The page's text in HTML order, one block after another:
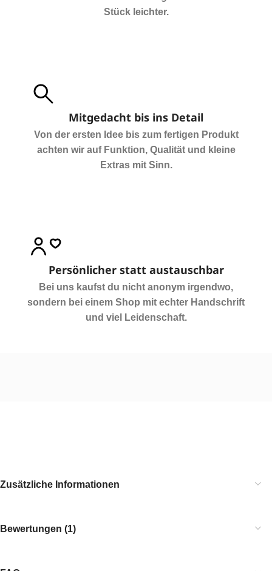
Stück leichter.
Mitgedacht bis ins Detail
Von der ersten Idee bis zum fertigen Produkt
achten wir auf Funktion, Qualität und kleine
Extras mit Sinn.
Persönlicher statt austauschbar
Bei uns kaufst du nicht anonym irgendwo,
sondern bei einem Shop mit echter Handschrift
und viel Leidenschaft.
Zusätzliche Informationen
Bewertungen (1)